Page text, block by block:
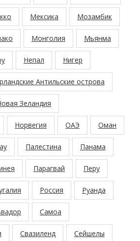
Мексика Мозамбик
Монголия Мьянма
Непал Нигер
Антильские острова
Зеландия
Норвегия ОАЭ Оман
Палестина Панама
Парагвай Перу
Россия Руанда
Самоа
Свазиленд Сейшелы